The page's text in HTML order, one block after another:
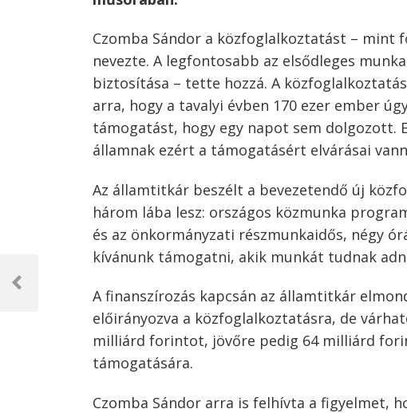
Czomba Sándor a közfoglalkoztatást – mint
nevezte. A legfontosabb az elsődleges
biztosítása – tette hozzá. A
arra, hogy a tavalyi évben 170 ezer ember
támogatást, hogy egy napot sem dolgozott.
államnak ezért a támogatásért elvárásai
Az államtitkár beszélt a bevezetendő új
három lába lesz: országos közmunka
és az önkormányzati részmunkaidős, négy
kívánunk támogatni, akik munkát tudnak
A finanszírozás kapcsán az államtitkár
előirányozva a közfoglalkoztatásra, de
milliárd forintot, jövőre pedig 64 milliárd
támogatására.
Czomba Sándor arra is felhívta a figyelmet,
navigáció
Previous